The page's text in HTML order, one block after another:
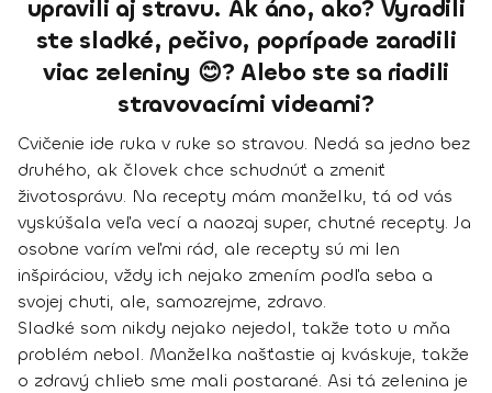
upravili aj stravu. Ak áno, ako? Vyradili
ste sladké, pečivo, poprípade zaradili
viac zeleniny 😊? Alebo ste sa riadili
stravovacími videami?
Cvičenie ide ruka v ruke so stravou. Nedá sa jedno bez
druhého, ak človek chce schudnúť a zmeniť
životosprávu. Na recepty mám manželku, tá od vás
vyskúšala veľa vecí a naozaj super, chutné recepty. Ja
osobne varím veľmi rád, ale recepty sú mi len
inšpiráciou, vždy ich nejako zmením podľa seba a
svojej chuti, ale, samozrejme, zdravo.
Sladké som nikdy nejako nejedol, takže toto u mňa
problém nebol. Manželka našťastie aj kváskuje, takže
o zdravý chlieb sme mali postarané. Asi tá zelenina je